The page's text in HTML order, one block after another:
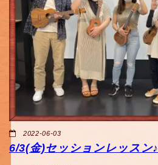
2022-06-03
6/3(金)セッションレッスン♪